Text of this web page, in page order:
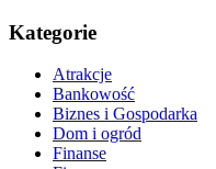
Kategorie
Atrakcje
Bankowość
Biznes i Gospodarka
Dom i ogród
Finanse